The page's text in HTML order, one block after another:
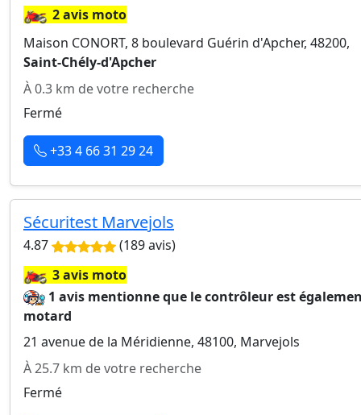
🏍️2 avis moto
Maison CONORT, 8 boulevard Guérin d'Apcher, 48200,
Saint-Chély-d'Apcher
À 0.3 km de votre recherche
Fermé
+33 4 66 31 29 24
Sécuritest Marvejols
4.87 (189 avis)
🏍️3 avis moto
1 avis mentionne que le contrôleur est
motard
21 avenue de la Méridienne, 48100, Marvejols
À 25.7 km de votre recherche
Fermé